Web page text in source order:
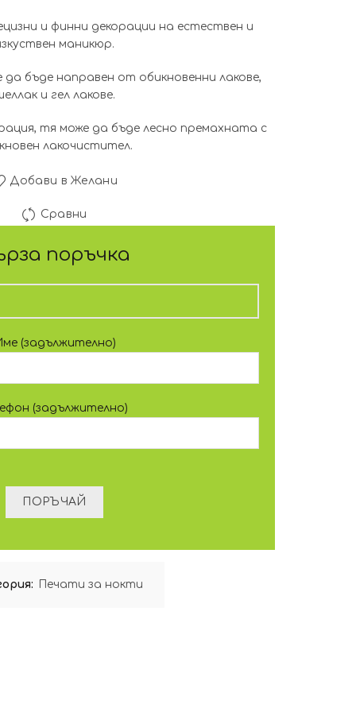
2.56€
(5.00
(3.20
и финни декорации на естествен и
маникюр.
бъде направен от обикновенни лакове,
и гел лакове.
тя може да бъде лесно премахната с
лакочистител.
Добави в Желани
Сравни
поръчка
(задължително)
(задължително)
Печати за нокти